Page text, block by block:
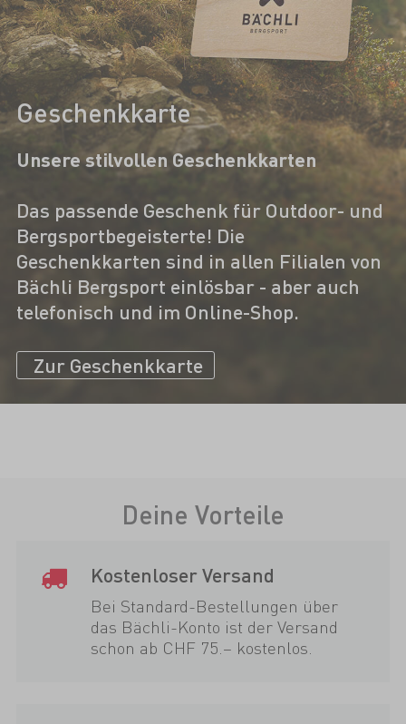
Geschenkkarte
Unsere stilvollen Geschenkkarten
Das passende Geschenk für Outdoor- und
Bergsportbegeisterte! Die
Geschenkkarten sind in allen Filialen von
Bächli Bergsport einlösbar - aber auch
telefonisch und im Online-Shop.
Zur Geschenkkarte
Deine Vorteile
Kostenloser Versand
Bei Standard-Bestellungen über
das Bächli-Konto ist der Versand
schon ab CHF 75.– kostenlos.